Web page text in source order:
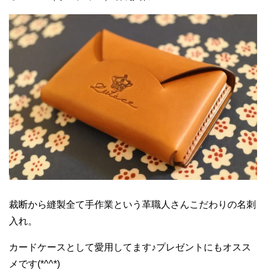
裁断から縫製全て手作業という革職人さんこだわりの名刺
入れ。
カードケースとして愛用してます♪プレゼントにもオスス
メです(*^^*)